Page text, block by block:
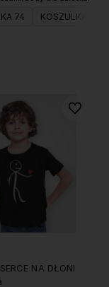
98 KOSZULKA
74 KOSZULKA 80
NA DŁONI
Do